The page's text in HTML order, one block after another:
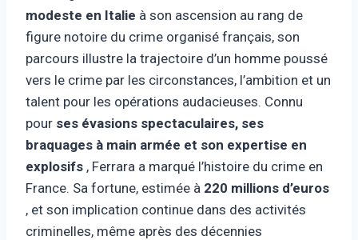
modeste en Italie à son ascension au rang de
figure notoire du crime organisé français, son
parcours illustre la trajectoire d’un homme poussé
vers le crime par les circonstances, l’ambition et un
talent pour les opérations audacieuses. Connu
pour ses évasions spectaculaires, ses
braquages ​​à main armée et son expertise en
explosifs , Ferrara a marqué l’histoire du crime en
France. Sa fortune, estimée à 220 millions d’euros
, et son implication continue dans des activités
criminelles, même après des décennies